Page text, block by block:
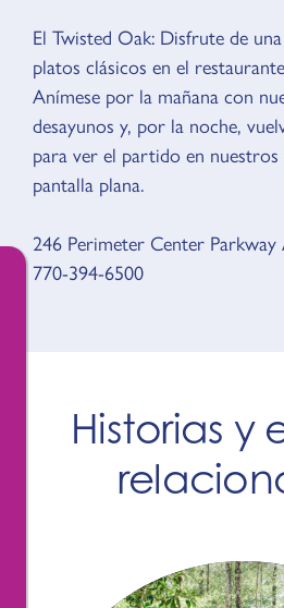
El Twisted Oak: Disfrute de
platos clásicos en el
Anímese por la mañana con
desayunos y, por la noche,
para ver el partido en nuestros
pantalla plana.
246 Perimeter Center
770-394-6500
Historias y